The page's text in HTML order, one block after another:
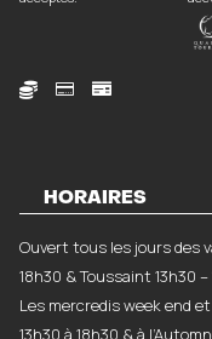
  
HORAIRES
Ouvert tous les jours des
18h30 & Toussaint 13h30 –
Les mercredis week end
13h30 à 18h30 & à